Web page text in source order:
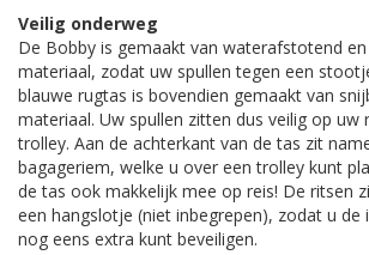
Veilig onderweg
De Bobby is gemaakt van waterafstotend
materiaal, zodat uw spullen tegen een
blauwe rugtas is bovendien gemaakt van
materiaal. Uw spullen zitten dus veilig op uw
trolley. Aan de achterkant van de tas zit
bagageriem, welke u over een trolley kunt
de tas ook makkelijk mee op reis! De ritsen
een hangslotje (niet inbegrepen), zodat u de
nog eens extra kunt beveiligen.